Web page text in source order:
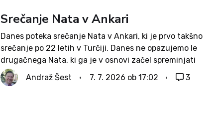
Srečanje Nata v Ankari
Danes poteka srečanje Nata v Ankari, ki je prvo takšno
srečanje po 22 letih v Turčiji. Danes ne opazujemo le
drugačnega Nata, ki ga je v osnovi začel spreminjati
ameriški predsednik Trump, ampak tudi drugačno Turčijo, ki
jo je spremenil...
Andraž Šest 7. 7. 2026 ob 17:02 3